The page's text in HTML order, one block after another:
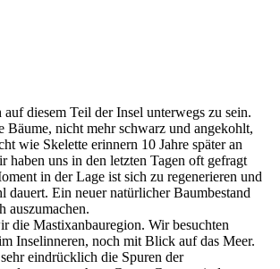
auf diesem Teil der Insel unterwegs zu sein.
Bäume, nicht mehr schwarz und angekohlt,
wie Skelette erinnern 10 Jahre später an
haben uns in den letzten Tagen oft gefragt
in der Lage ist sich zu regenerieren und
dauert. Ein neuer natürlicher Baumbestand
auszumachen.
die Mastixanbauregion. Wir besuchten
Inselinneren, noch mit Blick auf das Meer.
eindrücklich die Spuren der